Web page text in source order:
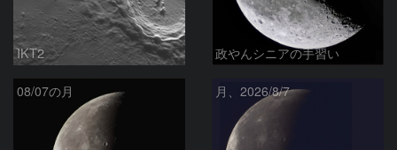
IKT2 政やんシニアの手習い
08/07の月 月、2026/8/7